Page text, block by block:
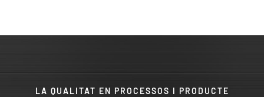
LA QUALITAT EN PROCESSOS I PRODUCTE